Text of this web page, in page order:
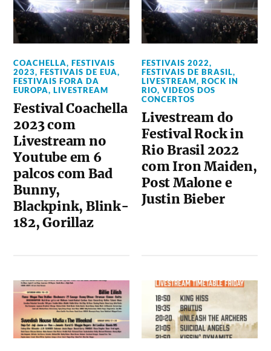
COACHELLA,FESTIVAIS
2023,FESTIVAIS DE EUA,
FESTIVAIS FORA DA
EUROPA,LIVESTREAM
Festival Coachella
2023 com
Livestream no
Youtube em 6
palcos com Bad
Bunny,
Blackpink, Blink-
182, Gorillaz
FESTIVAIS 2022,
FESTIVAIS DE BRASIL,
LIVESTREAM,ROCK IN
RIO,VIDEOS DOS
CONCERTOS
Livestream do
Festival Rock in
Rio Brasil 2022
com Iron Maiden,
Post Malone e
Justin Bieber